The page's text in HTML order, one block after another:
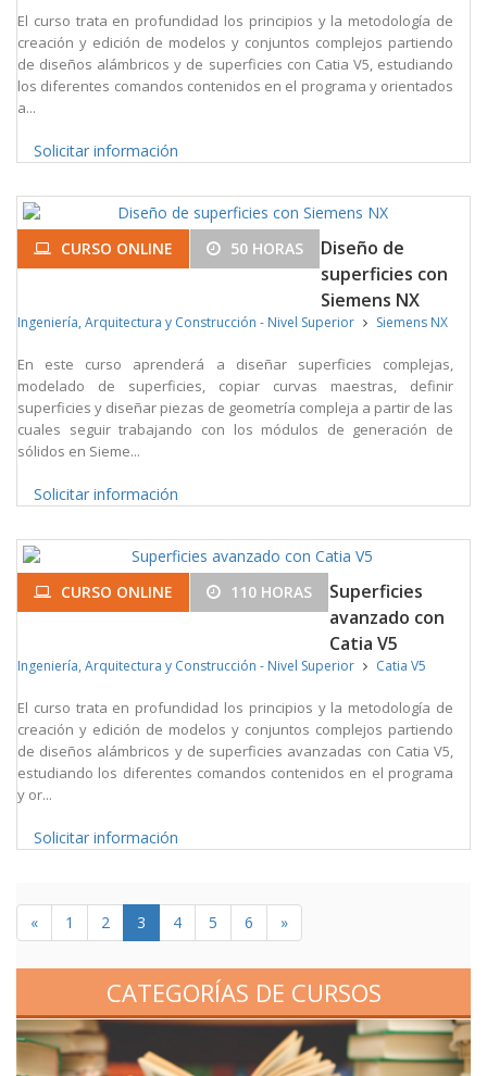
El curso trata en profundidad los principios y la metodología de
creación y edición de modelos y conjuntos complejos partiendo
de diseños alámbricos y de superficies con Catia V5, estudiando
los diferentes comandos contenidos en el programa y orientados
a...
Solicitar información
CURSO ONLINE 50 HORAS
Diseño de
superficies con
Siemens NX
Ingeniería, Arquitectura y Construcción - Nivel Superior Siemens NX
En este curso aprenderá a diseñar superficies complejas,
modelado de superficies, copiar curvas maestras, definir
superficies y diseñar piezas de geometría compleja a partir de las
cuales seguir trabajando con los módulos de generación de
sólidos en Sieme...
Solicitar información
CURSO ONLINE 110 HORAS
Superficies
avanzado con
Catia V5
Ingeniería, Arquitectura y Construcción - Nivel Superior Catia V5
El curso trata en profundidad los principios y la metodología de
creación y edición de modelos y conjuntos complejos partiendo
de diseños alámbricos y de superficies avanzadas con Catia V5,
estudiando los diferentes comandos contenidos en el programa
y or...
Solicitar información
« 1 2 3 4 5 6 »
CATEGORÍAS DE CURSOS